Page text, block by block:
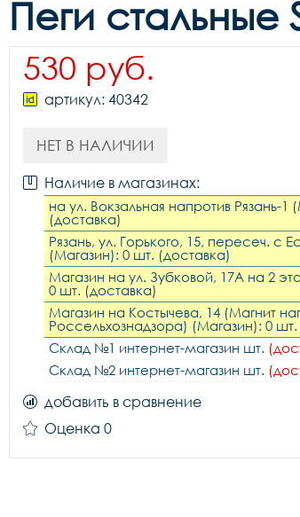
Пеги стальные
530 руб.
артикул: 40342
НЕТ В НАЛИЧИИ
Наличие в магазинах:
на ул. Вокзальная напротив Рязань-1
(доставка)
Рязань, ул. Горького, 15, пересеч. с
(Магазин): 0 шт. (доставка)
Магазин на ул. Зубковой, 17А на 2
0 шт. (доставка)
Магазин на Костычева, 14 (Магнит
Россельхознадзора) (Магазин): 0 шт.
Склад №1 интернет-магазин шт.
Склад №2 интернет-магазин шт.
добавить в сравнение
Оценка 0